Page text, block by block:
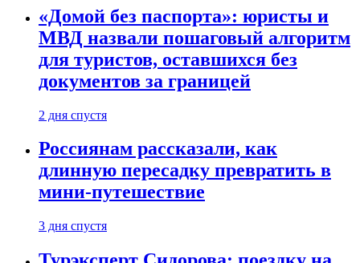
«Домой без паспорта»: юристы и
МВД назвали пошаговый алгоритм
для туристов, оставшихся без
документов за границей
2 дня спустя
Россиянам рассказали, как
длинную пересадку превратить в
мини-путешествие
3 дня спустя